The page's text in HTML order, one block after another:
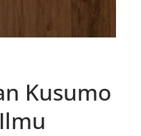
Kusumo